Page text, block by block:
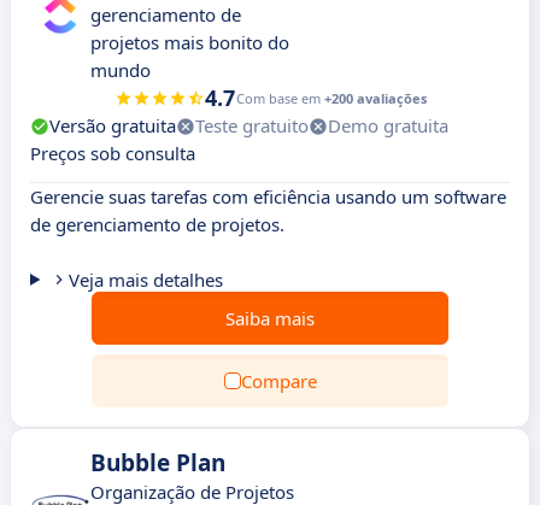
gerenciamento de
projetos mais bonito do
mundo
4.7Com base em +200 avaliações
Versão gratuita Teste gratuito
Demo gratuita
Preços sob consulta
Gerencie suas tarefas com eficiência usando um software
de gerenciamento de projetos.
Veja mais detalhes
Saiba mais
Compare
Bubble Plan
Organização de Projetos